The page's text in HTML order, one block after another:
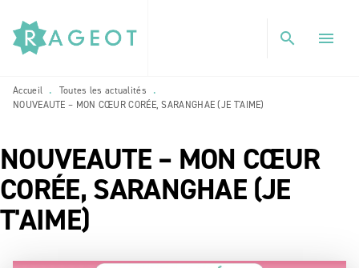
MENU RECHERCHE
PIED DE PAGE
search menu
Accueil • Toutes les actualités
•
NOUVEAUTE – MON CŒUR CORÉE, SARANGHAE (JE T'AIME)
NOUVEAUTE – MON CŒUR
CORÉE, SARANGHAE (JE
T'AIME)